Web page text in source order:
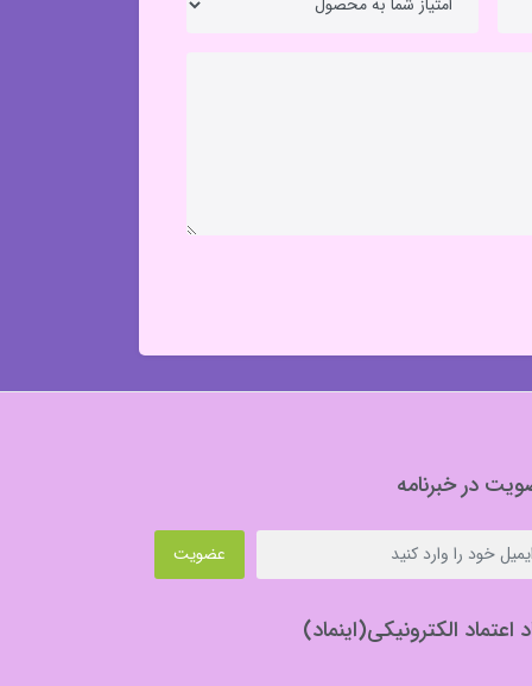
در خبرنامه
عضویت
اعتماد الکترونیکی(اینماد)